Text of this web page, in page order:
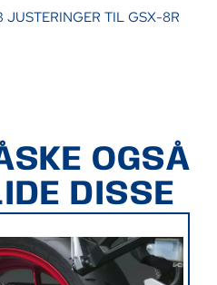
JUSTERINGER TIL GSX-8R
OGSÅ
DISSE